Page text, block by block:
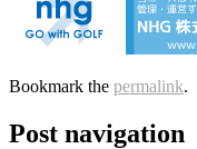
Bookmark the permalink.
Post navigation